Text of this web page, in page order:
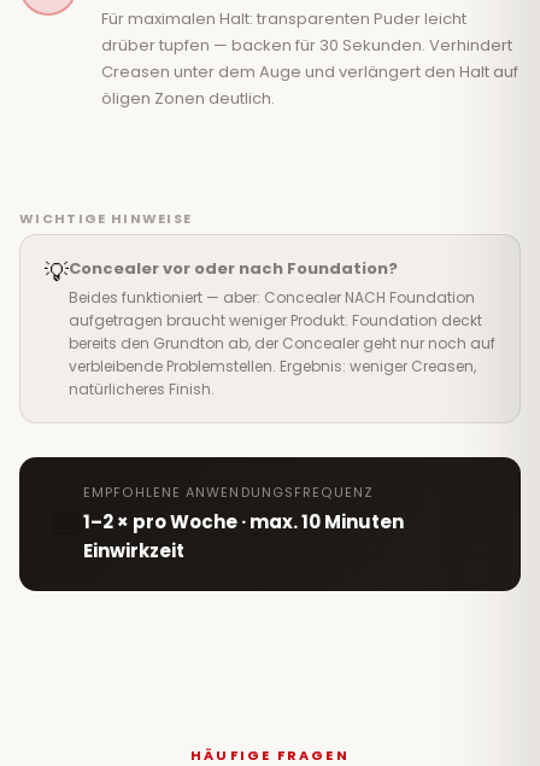
Für maximalen Halt: transparenten Puder leicht
drüber tupfen — backen für 30 Sekunden. Verhindert
Creasen unter dem Auge und verlängert den Halt auf
öligen Zonen deutlich.
WICHTIGE HINWEISE
💡Concealer vor oder nach Foundation?
Beides funktioniert — aber: Concealer NACH Foundation
aufgetragen braucht weniger Produkt. Foundation deckt
bereits den Grundton ab, der Concealer geht nur noch auf
verbleibende Problemstellen. Ergebnis: weniger Creasen,
natürlicheres Finish.
EMPFOHLENE ANWENDUNGSFREQUENZ
1–2 × pro Woche · max. 10 Minuten
Einwirkzeit
HÄUFIGE FRAGEN